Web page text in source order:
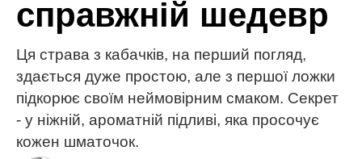
справжній шедевр
Ця страва з кабачків, на перший погляд,
здається дуже простою, але з першої ложки
підкорює своїм неймовірним смаком. Секрет
- у ніжній, ароматній підливі, яка просочує
кожен шматочок.